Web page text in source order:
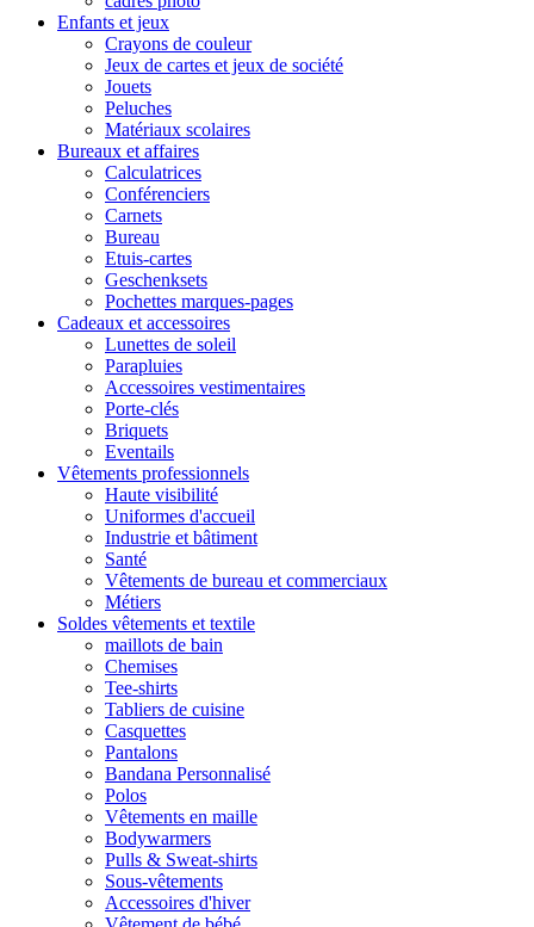
Enfants et jeux
Crayons de couleur
Jeux de cartes et jeux de société
Jouets
Peluches
Matériaux scolaires
Bureaux et affaires
Calculatrices
Conférenciers
Carnets
Bureau
Etuis-cartes
Geschenksets
Pochettes marques-pages
Cadeaux et accessoires
Lunettes de soleil
Parapluies
Accessoires vestimentaires
Porte-clés
Briquets
Eventails
Vêtements professionnels
Haute visibilité
Uniformes d'accueil
Industrie et bâtiment
Santé
Vêtements de bureau et commerciaux
Métiers
Soldes vêtements et textile
maillots de bain
Chemises
Tee-shirts
Tabliers de cuisine
Casquettes
Pantalons
Bandana Personnalisé
Polos
Vêtements en maille
Bodywarmers
Pulls & Sweat-shirts
Sous-vêtements
Accessoires d'hiver